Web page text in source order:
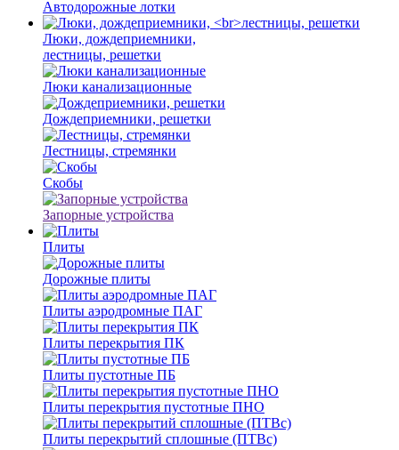
Автодорожные лотки
Люки, дождеприемники,
лестницы, решетки
Люки канализационные
Дождеприемники, решетки
Лестницы, стремянки
Скобы
Запорные устройства
Плиты
Дорожные плиты
Плиты аэродромные ПАГ
Плиты перекрытия ПК
Плиты пустотные ПБ
Плиты перекрытия пустотные ПНО
Плиты перекрытий сплошные (ПТВс)